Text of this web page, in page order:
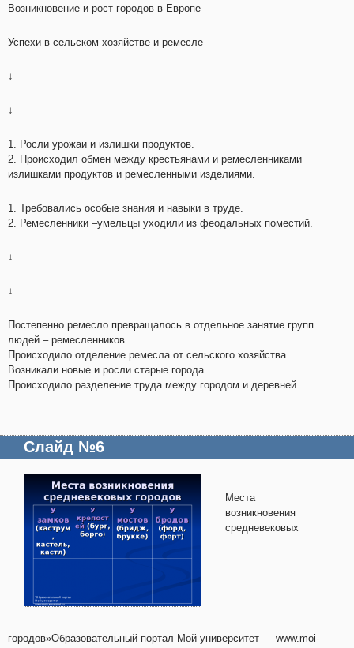
Возникновение и рост городов в Европе
Успехи в сельском хозяйстве и ремесле
↓
↓
1. Росли урожаи и излишки продуктов.
2. Происходил обмен между крестьянами и ремесленниками
излишками продуктов и ремесленными изделиями.
1. Требовались особые знания и навыки в труде.
2. Ремесленники –умельцы уходили из феодальных поместий.
↓
↓
Постепенно ремесло превращалось в отдельное занятие групп
людей – ремесленников.
Происходило отделение ремесла от сельского хозяйства.
Возникали новые и росли старые города.
Происходило разделение труда между городом и деревней.
Слайд №6
Места
возникновения
средневековых
городов»Образовательный портал Мой университет — www.moi-